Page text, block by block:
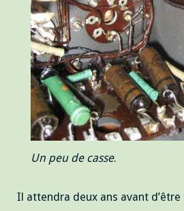
Un peu de casse.
Il attendra deux ans avant d’être